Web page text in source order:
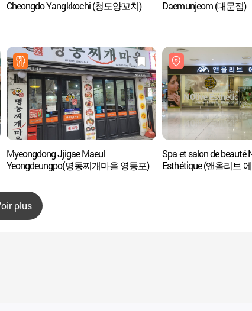
Cheongdo Yangkkochi (청도양꼬치) Daemunjeom (대문점)
Myeongdong Jjigae Maeul
Yeongdeungpo(명동찌개마을 영등포)
Spa et salon de beauté
Esthétique (앤올리브
plus